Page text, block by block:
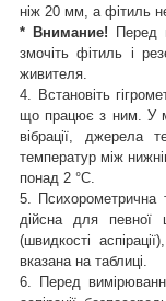
ніж 20 мм, а фітиль
* Внимание! Перед
змочіть фітиль і
живителя.
4. Встановіть
що працює з ним. У
вібрації, джерела
температур між
понад 2 °C.
5. Психорометрична
дійсна для певної
(швидкості
вказана на таблиці.
6. Перед